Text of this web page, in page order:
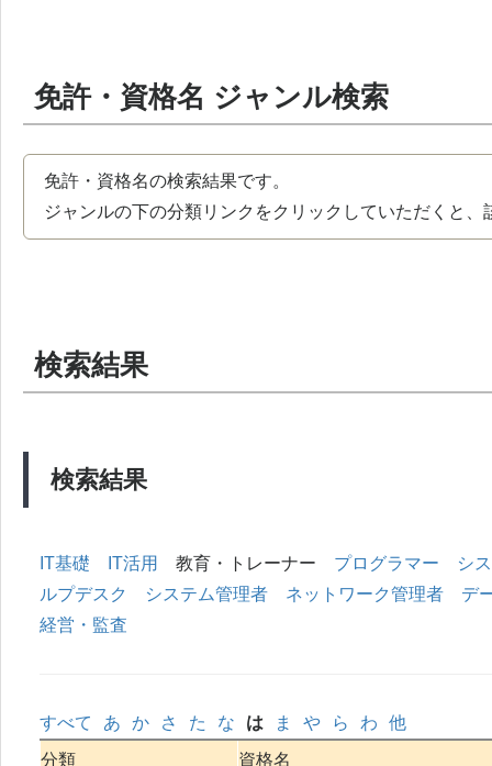
免許・資格名 ジャンル検索
免許・資格名の検索結果です。
ジャンルの下の分類リンクをクリックしていただくと
検索結果
検索結果
IT基礎 IT活用 教育・トレーナー プログラマー
シ
ルプデスク
システム管理者 ネットワーク管理者
デ
経営・監査
すべて あ か さ た な は ま や ら わ
他
分類
資格名